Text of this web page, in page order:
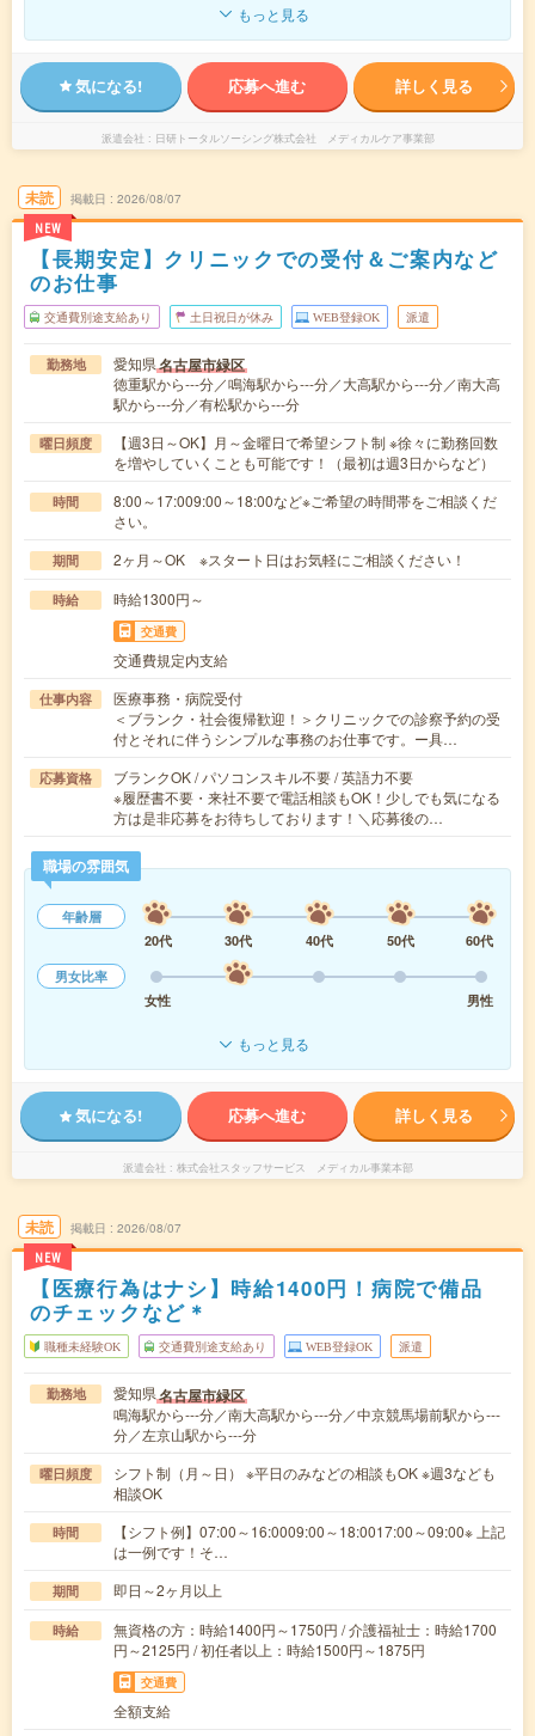
もっと見る
気になる! 応募へ進む 詳しく見る
派遣会社 日研トータルソーシング株式会社 メディカルケア事業部
未読
NEW
掲載日 2026/08/07
【長期安定】クリニックでの受付＆ご案内など
のお仕事
交通費別途支給あり 土日祝日が休み WEB登録OK 派遣
勤務地 愛知県名古屋市緑区
徳重駅から---分／鳴海駅から---分／大高駅から---分／南大高
駅から---分／有松駅から---分
曜日頻度
【週3日～OK】月～金曜日で希望シフト制 ※徐々に勤務回数
を増やしていくことも可能です！（最初は週3日からなど）
時間
8:00～17:009:00～18:00など※ご希望の時間帯をご相談くだ
さい。
期間 2ヶ月～OK ※スタート日はお気軽にご相談ください！
時給 時給1300円～
交通費
交通費規定内支給
仕事内容
医療事務・病院受付
＜ブランク・社会復帰歓迎！＞クリニックでの診察予約の受
付とそれに伴うシンプルな事務のお仕事です。ー具…
応募資格
ブランクOK / パソコンスキル不要 / 英語力不要
※履歴書不要・来社不要で電話相談もOK！少しでも気になる
方は是非応募をお待ちしております！＼応募後の…
職場の雰囲気
年齢層
20代
30代 40代 50代
60代
男女比率
女性
男性
もっと見る
気になる! 応募へ進む 詳しく見る
派遣会社 株式会社スタッフサービス メディカル事業本部
未読
NEW
掲載日 2026/08/07
【医療行為はナシ】時給1400円！病院で備品
のチェックなど＊
職種未経験OK 交通費別途支給あり WEB登録OK 派遣
勤務地 愛知県名古屋市緑区
鳴海駅から---分／南大高駅から---分／中京競馬場前駅から---
分／左京山駅から---分
曜日頻度
シフト制（月～日） ※平日のみなどの相談もOK ※週3なども
相談OK
時間
【シフト例】07:00～16:0009:00～18:0017:00～09:00※ 上記
は一例です！そ…
期間 即日～2ヶ月以上
時給
無資格の方：時給1400円～1750円 / 介護福祉士：時給1700
円～2125円 / 初任者以上：時給1500円～1875円
交通費
全額支給